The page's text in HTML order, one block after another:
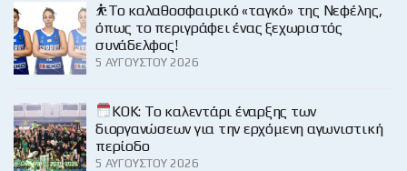
⛹️‍Το καλαθοσφαιρικό «ταγκό» της Νεφέλης,
όπως το περιγράφει ένας ξεχωριστός
συνάδελφος!
5 ΑΥΓΟΎΣΤΟΥ 2026
KOK: Το καλεντάρι έναρξης των
διοργανώσεων για την ερχόμενη αγωνιστική
περίοδο
5 ΑΥΓΟΎΣΤΟΥ 2026